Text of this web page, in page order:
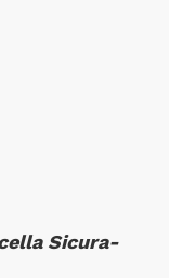
Sicura-